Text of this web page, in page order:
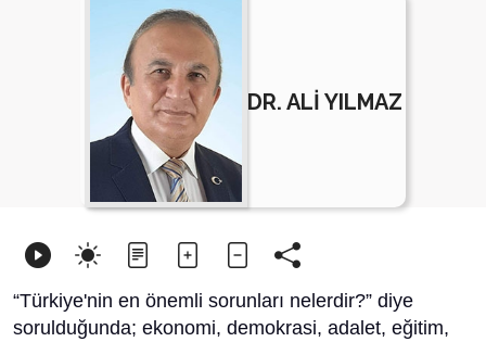
DR. ALİ YILMAZ
“Türkiye'nin en önemli sorunları nelerdir?” diye
sorulduğunda; ekonomi, demokrasi, adalet, eğitim,